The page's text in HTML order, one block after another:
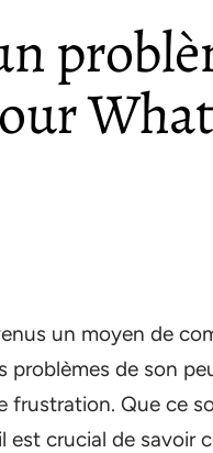
un moyen de
problèmes de son
frustration. Que ce
est crucial de savoir